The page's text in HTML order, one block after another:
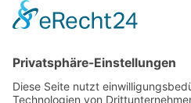
TOP TEQUILAS
Tequilas unter €35